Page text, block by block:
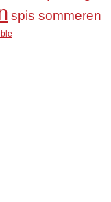
spis sommeren